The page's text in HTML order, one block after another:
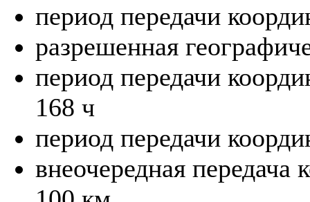
период передачи
разрешенная
период передачи
168 ч
период передачи
внеочередная